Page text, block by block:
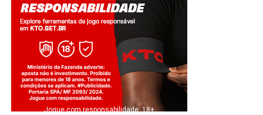
Jogue com responsabilidade. 18+